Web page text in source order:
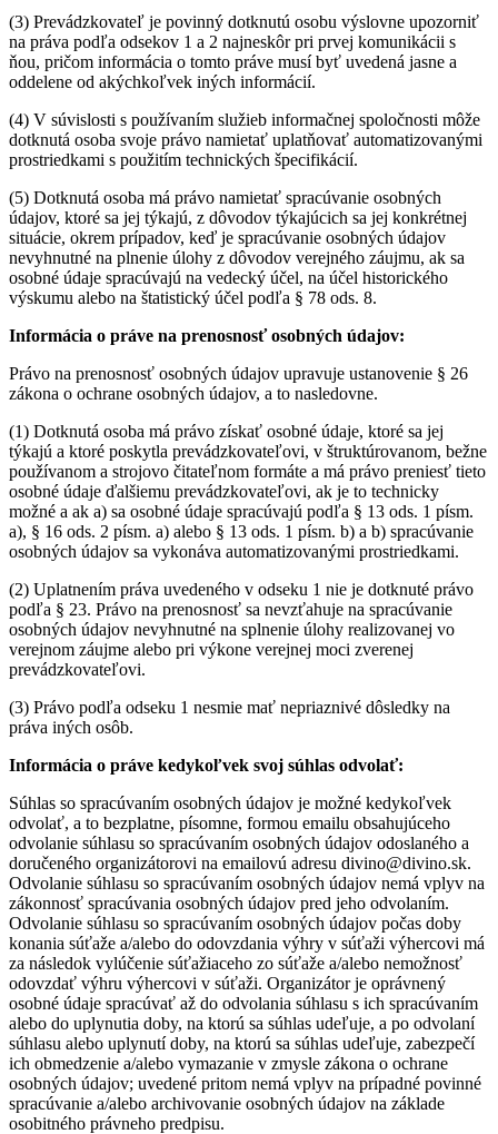
(3) Prevádzkovateľ je povinný dotknutú osobu výslovne upozorniť
na práva podľa odsekov 1 a 2 najneskôr pri prvej komunikácii s
ňou, pričom informácia o tomto práve musí byť uvedená jasne a
oddelene od akýchkoľvek iných informácií.
(4) V súvislosti s používaním služieb informačnej spoločnosti môže
dotknutá osoba svoje právo namietať uplatňovať automatizovanými
prostriedkami s použitím technických špecifikácií.
(5) Dotknutá osoba má právo namietať spracúvanie osobných
údajov, ktoré sa jej týkajú, z dôvodov týkajúcich sa jej konkrétnej
situácie, okrem prípadov, keď je spracúvanie osobných údajov
nevyhnutné na plnenie úlohy z dôvodov verejného záujmu, ak sa
osobné údaje spracúvajú na vedecký účel, na účel historického
výskumu alebo na štatistický účel podľa § 78 ods. 8.
Informácia o práve na prenosnosť osobných údajov:
Právo na prenosnosť osobných údajov upravuje ustanovenie § 26
zákona o ochrane osobných údajov, a to nasledovne.
(1) Dotknutá osoba má právo získať osobné údaje, ktoré sa jej
týkajú a ktoré poskytla prevádzkovateľovi, v štruktúrovanom, bežne
používanom a strojovo čitateľnom formáte a má právo preniesť tieto
osobné údaje ďalšiemu prevádzkovateľovi, ak je to technicky
možné a ak a) sa osobné údaje spracúvajú podľa § 13 ods. 1 písm.
a), § 16 ods. 2 písm. a) alebo § 13 ods. 1 písm. b) a b) spracúvanie
osobných údajov sa vykonáva automatizovanými prostriedkami.
(2) Uplatnením práva uvedeného v odseku 1 nie je dotknuté právo
podľa § 23. Právo na prenosnosť sa nevzťahuje na spracúvanie
osobných údajov nevyhnutné na splnenie úlohy realizovanej vo
verejnom záujme alebo pri výkone verejnej moci zverenej
prevádzkovateľovi.
(3) Právo podľa odseku 1 nesmie mať nepriaznivé dôsledky na
práva iných osôb.
Informácia o práve kedykoľvek svoj súhlas odvolať:
Súhlas so spracúvaním osobných údajov je možné kedykoľvek
odvolať, a to bezplatne, písomne, formou emailu obsahujúceho
odvolanie súhlasu so spracúvaním osobných údajov odoslaného a
doručeného organizátorovi na emailovú adresu divino@divino.sk.
Odvolanie súhlasu so spracúvaním osobných údajov nemá vplyv na
zákonnosť spracúvania osobných údajov pred jeho odvolaním.
Odvolanie súhlasu so spracúvaním osobných údajov počas doby
konania súťaže a/alebo do odovzdania výhry v súťaži výhercovi má
za následok vylúčenie súťažiaceho zo súťaže a/alebo nemožnosť
odovzdať výhru výhercovi v súťaži. Organizátor je oprávnený
osobné údaje spracúvať až do odvolania súhlasu s ich spracúvaním
alebo do uplynutia doby, na ktorú sa súhlas udeľuje, a po odvolaní
súhlasu alebo uplynutí doby, na ktorú sa súhlas udeľuje, zabezpečí
ich obmedzenie a/alebo vymazanie v zmysle zákona o ochrane
osobných údajov; uvedené pritom nemá vplyv na prípadné povinné
spracúvanie a/alebo archivovanie osobných údajov na základe
osobitného právneho predpisu.